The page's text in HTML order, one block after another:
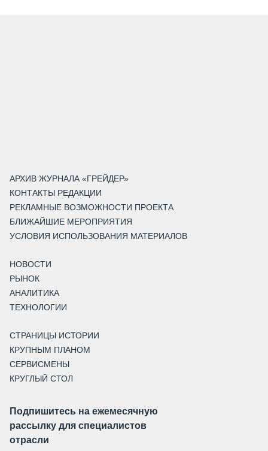
АРХИВ ЖУРНАЛА «ГРЕЙДЕР»
КОНТАКТЫ РЕДАКЦИИ
РЕКЛАМНЫЕ ВОЗМОЖНОСТИ ПРОЕКТА
БЛИЖАЙШИЕ МЕРОПРИЯТИЯ
УСЛОВИЯ ИСПОЛЬЗОВАНИЯ МАТЕРИАЛОВ
НОВОСТИ
РЫНОК
АНАЛИТИКА
ТЕХНОЛОГИИ
СТРАНИЦЫ ИСТОРИИ
КРУПНЫМ ПЛАНОМ
СЕРВИСМЕНЫ
КРУГЛЫЙ СТОЛ
Подпишитесь на ежемесячную
рассылку для специалистов
отрасли